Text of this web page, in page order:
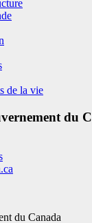
de la vie
du